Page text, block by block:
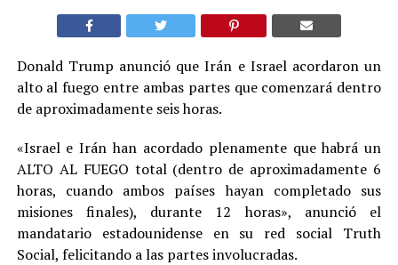
Donald Trump anunció que Irán e Israel acordaron un
alto al fuego entre ambas partes que comenzará dentro
de aproximadamente seis horas.
«Israel e Irán han acordado plenamente que habrá un
ALTO AL FUEGO total (dentro de aproximadamente 6
horas, cuando ambos países hayan completado sus
misiones finales), durante 12 horas», anunció el
mandatario estadounidense en su red social Truth
Social, felicitando a las partes involucradas.